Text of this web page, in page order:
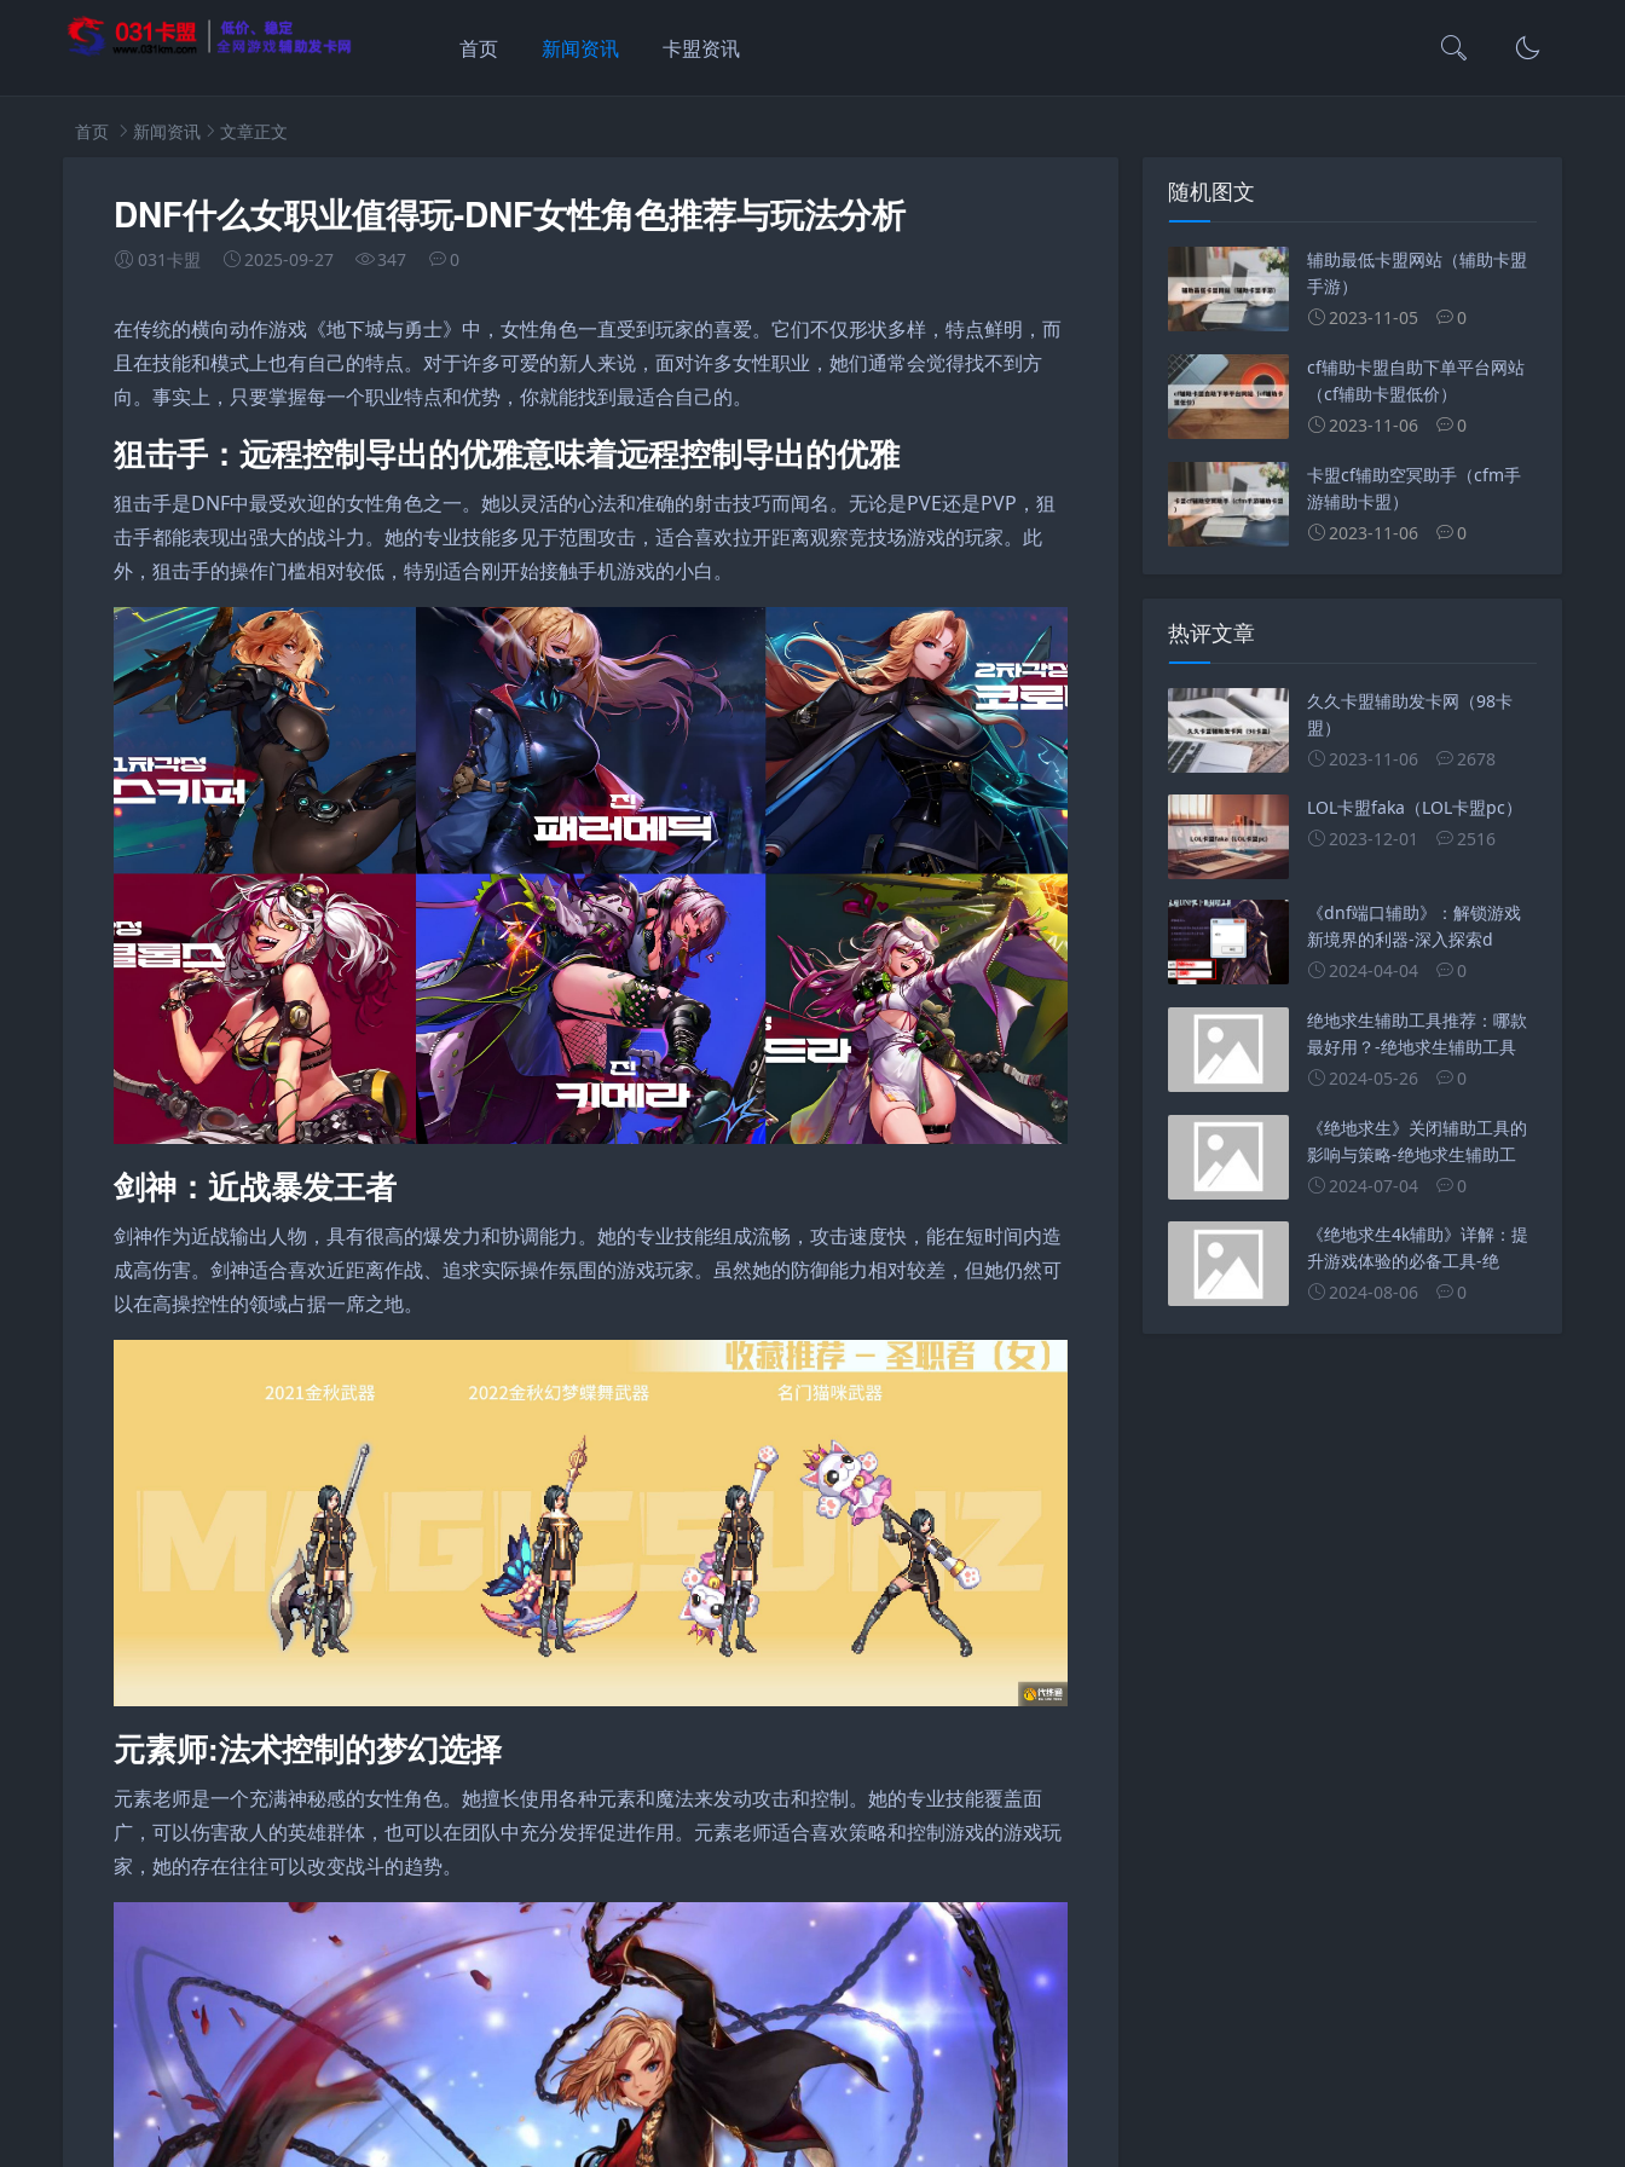
首页 新闻资讯 卡盟资讯
首页 新闻资讯 文章正文
DNF什么女职业值得玩-DNF女性角色推荐与玩法分析
031卡盟 2025-09-27 347 0
在传统的横向动作游戏《地下城与勇士》中，女性角色一直受到玩家的喜爱。它们不仅形状多样，特点鲜明，而
且在技能和模式上也有自己的特点。对于许多可爱的新人来说，面对许多女性职业，她们通常会觉得找不到方
向。事实上，只要掌握每一个职业特点和优势，你就能找到最适合自己的。
狙击手：远程控制导出的优雅意味着远程控制导出的优雅
狙击手是DNF中最受欢迎的女性角色之一。她以灵活的心法和准确的射击技巧而闻名。无论是PVE还是PVP，狙
击手都能表现出强大的战斗力。她的专业技能多见于范围攻击，适合喜欢拉开距离观察竞技场游戏的玩家。此
外，狙击手的操作门槛相对较低，特别适合刚开始接触手机游戏的小白。
剑神：近战暴发王者
剑神作为近战输出人物，具有很高的爆发力和协调能力。她的专业技能组成流畅，攻击速度快，能在短时间内造
成高伤害。剑神适合喜欢近距离作战、追求实际操作氛围的游戏玩家。虽然她的防御能力相对较差，但她仍然可
以在高操控性的领域占据一席之地。
元素师:法术控制的梦幻选择
元素老师是一个充满神秘感的女性角色。她擅长使用各种元素和魔法来发动攻击和控制。她的专业技能覆盖面
广，可以伤害敌人的英雄群体，也可以在团队中充分发挥促进作用。元素老师适合喜欢策略和控制游戏的游戏玩
家，她的存在往往可以改变战斗的趋势。
随机图文
辅助最低卡盟网站（辅助卡盟
手游）
2023-11-05
0
cf辅助卡盟自助下单平台网站
（cf辅助卡盟低价）
2023-11-06
0
卡盟cf辅助空冥助手（cfm手
游辅助卡盟）
2023-11-06
0
热评文章
久久卡盟辅助发卡网（98卡
盟）
2023-11-06
2678
LOL卡盟faka（LOL卡盟pc）
2023-12-01
2516
《dnf端口辅助》：解锁游戏
新境界的利器-深入探索d
2024-04-04
0
绝地求生辅助工具推荐：哪款
最好用？-绝地求生辅助工具
2024-05-26
0
《绝地求生》关闭辅助工具的
影响与策略-绝地求生辅助工
2024-07-04
0
《绝地求生4k辅助》详解：提
升游戏体验的必备工具-绝
2024-08-06
0